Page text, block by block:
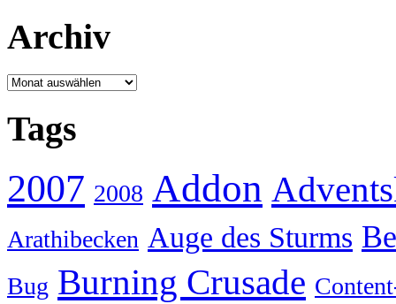
Archiv
Archiv
Tags
2007 2008 Addon
Arathibecken Auge des Sturms
Bug Burning Crusade